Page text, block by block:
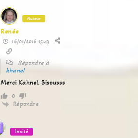
Auteur
Renée
16/01/2016 15:43
Répondre à
khanel
Merci Kahnel. Bisousss
0
Répondre
Invité